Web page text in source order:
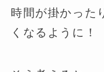
時間が掛かった
くなるように！